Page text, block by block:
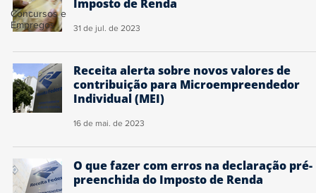
Concursos e
Empregos
Imposto de Renda
31 de jul. de 2023
Receita alerta sobre novos valores de
contribuição para Microempreendedor
Individual (MEI)
16 de mai. de 2023
O que fazer com erros na declaração pré-
preenchida do Imposto de Renda